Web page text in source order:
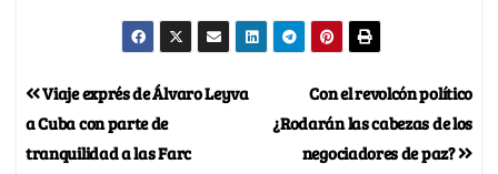
Con el revolcón político
¿Rodarán las cabezas de los
negociadores de paz?
Viaje exprés de Álvaro Leyva
a Cuba con parte de
tranquilidad a las Farc